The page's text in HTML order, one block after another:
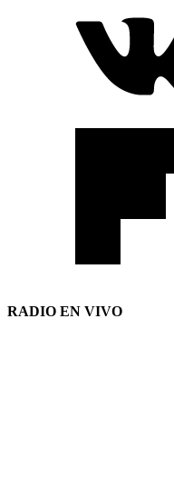
RADIO EN VIVO